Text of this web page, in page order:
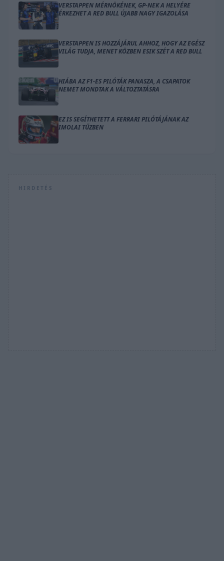
VERSTAPPEN MÉRNÖKÉNEK, GP-NEK A HELYÉRE
ÉRKEZHET A RED BULL ÚJABB NAGY IGAZOLÁSA
VERSTAPPEN IS HOZZÁJÁRUL AHHOZ, HOGY AZ EGÉSZ
VILÁG TUDJA, MENET KÖZBEN ESIK SZÉT A RED BULL
HIÁBA AZ F1-ES PILÓTÁK PANASZA, A CSAPATOK
NEMET MONDTAK A VÁLTOZTATÁSRA
EZ IS SEGÍTHETETT A FERRARI PILÓTÁJÁNAK AZ
IMOLAI TŰZBEN
HIRDETÉS